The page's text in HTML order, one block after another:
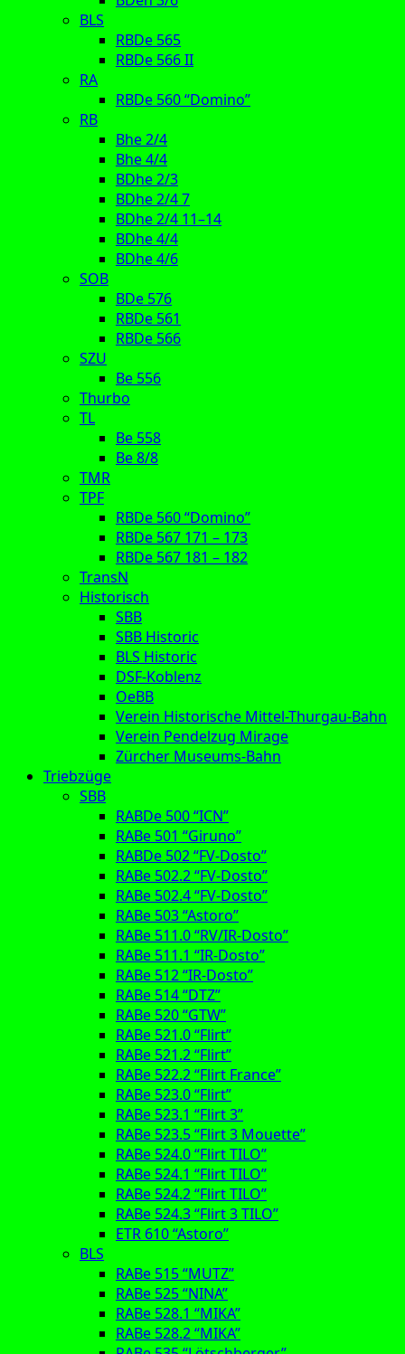
BLS
RBDe 565
RBDe 566 II
RA
RBDe 560 “Domino”
RB
Bhe 2/4
Bhe 4/4
BDhe 2/3
BDhe 2/4 7
BDhe 2/4 11–14
BDhe 4/4
BDhe 4/6
SOB
BDe 576
RBDe 561
RBDe 566
SZU
Be 556
Thurbo
TL
Be 558
Be 8/8
TMR
TPF
RBDe 560 “Domino”
RBDe 567 171 – 173
RBDe 567 181 – 182
TransN
Historisch
SBB
SBB Historic
BLS Historic
DSF-Koblenz
OeBB
Verein Historische Mittel-Thurgau-Bahn
Verein Pendelzug Mirage
Zürcher Museums-Bahn
Triebzüge
SBB
RABDe 500 “ICN”
RABe 501 “Giruno”
RABDe 502 “FV-Dosto”
RABe 502.2 “FV-Dosto”
RABe 502.4 “FV-Dosto”
RABe 503 “Astoro”
RABe 511.0 “RV/IR-Dosto”
RABe 511.1 “IR-Dosto”
RABe 512 “IR-Dosto”
RABe 514 “DTZ”
RABe 520 “GTW”
RABe 521.0 “Flirt”
RABe 521.2 “Flirt”
RABe 522.2 “Flirt France”
RABe 523.0 “Flirt”
RABe 523.1 “Flirt 3”
RABe 523.5 “Flirt 3 Mouette”
RABe 524.0 “Flirt TILO”
RABe 524.1 “Flirt TILO”
RABe 524.2 “Flirt TILO”
RABe 524.3 “Flirt 3 TILO”
ETR 610 “Astoro”
BLS
RABe 515 “MUTZ”
RABe 525 “NINA”
RABe 528.1 “MIKA”
RABe 528.2 “MIKA”